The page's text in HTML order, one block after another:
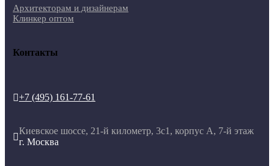
Архитекторам и дизайнерам
Клинкер оптом
Контакты
+7 (495) 161-77-61

Киевское шоссе, 21-й километр, 3с1, корпус А, 7-й этаж
г. Москва